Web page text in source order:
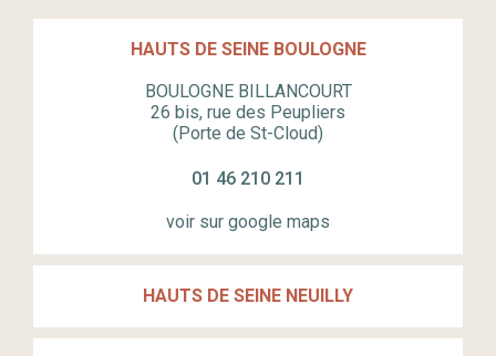
HAUTS DE SEINE BOULOGNE
BOULOGNE BILLANCOURT
26 bis, rue des Peupliers
(Porte de St-Cloud)
01 46 210 211
voir sur google maps
HAUTS DE SEINE NEUILLY